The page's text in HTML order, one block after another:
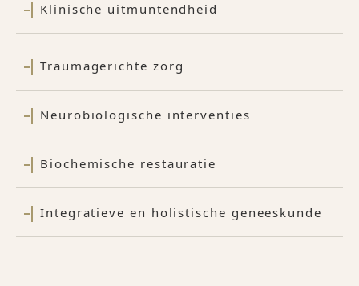
Klinische uitmuntendheid
Traumagerichte zorg
Neurobiologische interventies
Biochemische restauratie
Integratieve en holistische geneeskunde